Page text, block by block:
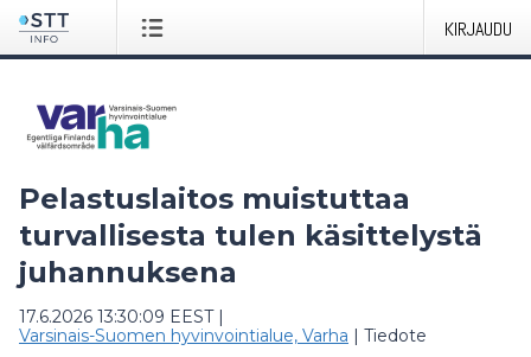
KIRJAUDU
Pelastuslaitos muistuttaa
turvallisesta tulen käsittelystä
juhannuksena
17.6.2026 13:30:09 EEST|
Varsinais-Suomen hyvinvointialue, Varha | Tiedote